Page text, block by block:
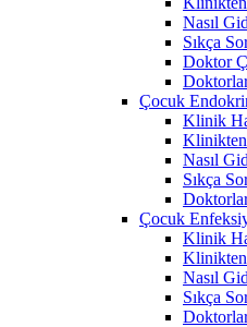
Nasıl
Sıkça
Doktor
Çocuk
Klinik
Nasıl
Sıkça
Çocuk
Klinik
Nasıl
Sıkça